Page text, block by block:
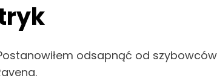
odsapnąć od